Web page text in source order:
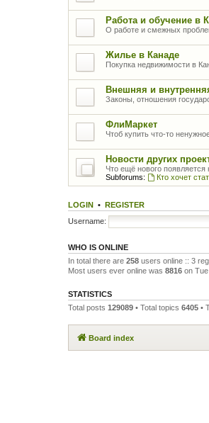
Работа и обучение в
О работе и смежных
Жилье в Канаде
Покупка недвижимости в
Внешняя и
Законы, отношения
ФлиМаркет
Чтоб купить что-то
Новости других
Что ещё нового
Subforums:
Кто хочет
LOGIN • REGISTER
Username:
WHO IS ONLINE
In total there are 258 users online :: 3
Most users ever online was 8816 on
STATISTICS
Total posts 129089 • Total topics 6405 •
Board index